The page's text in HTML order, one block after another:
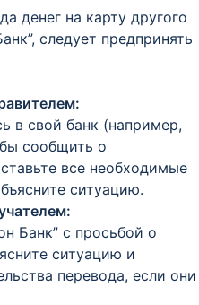
денег на карту другого
следует предпринять
в свой банк (например,
сообщить о
все необходимые
ситуацию.
Банк” с просьбой о
ситуацию и
перевода, если они